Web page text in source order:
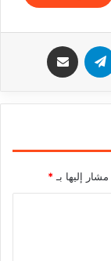
إليها بـ *